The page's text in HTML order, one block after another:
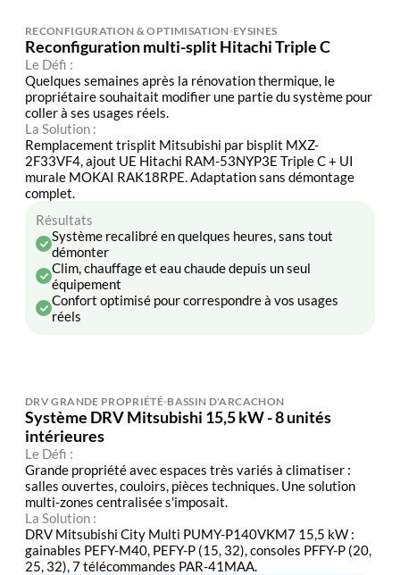
RECONFIGURATION & OPTIMISATION EYSINES
Reconfiguration multi-split Hitachi Triple C
Le Défi :
Quelques semaines après la rénovation thermique, le
propriétaire souhaitait modifier une partie du système pour
coller à ses usages réels.
La Solution :
Remplacement trisplit Mitsubishi par bisplit MXZ-
2F33VF4, ajout UE Hitachi RAM-53NYP3E Triple C + UI
murale MOKAI RAK18RPE. Adaptation sans démontage
complet.
Résultats
Système recalibré en quelques heures, sans tout
démonter
Clim, chauffage et eau chaude depuis un seul
équipement
Confort optimisé pour correspondre à vos usages
réels
DRV GRANDE PROPRIÉTÉ BASSIN D'ARCACHON
Système DRV Mitsubishi 15,5 kW - 8 unités
intérieures
Le Défi :
Grande propriété avec espaces très variés à climatiser :
salles ouvertes, couloirs, pièces techniques. Une solution
multi-zones centralisée s'imposait.
La Solution :
DRV Mitsubishi City Multi PUMY-P140VKM7 15,5 kW :
gainables PEFY-M40, PEFY-P (15, 32), consoles PFFY-P (20,
25, 32), 7 télécommandes PAR-41MAA.